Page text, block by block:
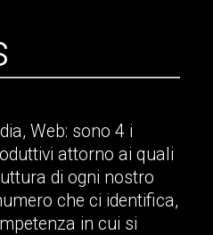
Web: sono 4 i
attorno ai quali
di ogni nostro
che ci identifica,
in cui si